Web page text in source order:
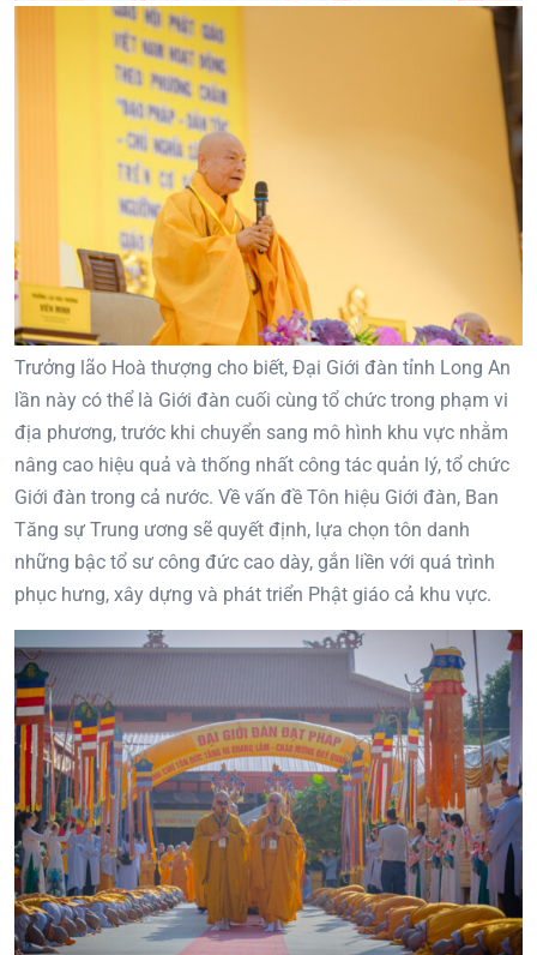
Trưởng lão Hoà thượng cho biết, Đại Giới đàn tỉnh Long An
lần này có thể là Giới đàn cuối cùng tổ chức trong phạm vi
địa phương, trước khi chuyển sang mô hình khu vực nhằm
nâng cao hiệu quả và thống nhất công tác quản lý, tổ chức
Giới đàn trong cả nước. Về vấn đề Tôn hiệu Giới đàn, Ban
Tăng sự Trung ương sẽ quyết định, lựa chọn tôn danh
những bậc tổ sư công đức cao dày, gắn liền với quá trình
phục hưng, xây dựng và phát triển Phật giáo cả khu vực.